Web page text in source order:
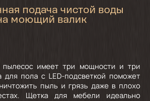
подача чистой воды
моющий валик
имеет три мощности и три
пола с LED-подсветкой поможет
пыль и грязь даже в плохо
Щетка для мебели идеально